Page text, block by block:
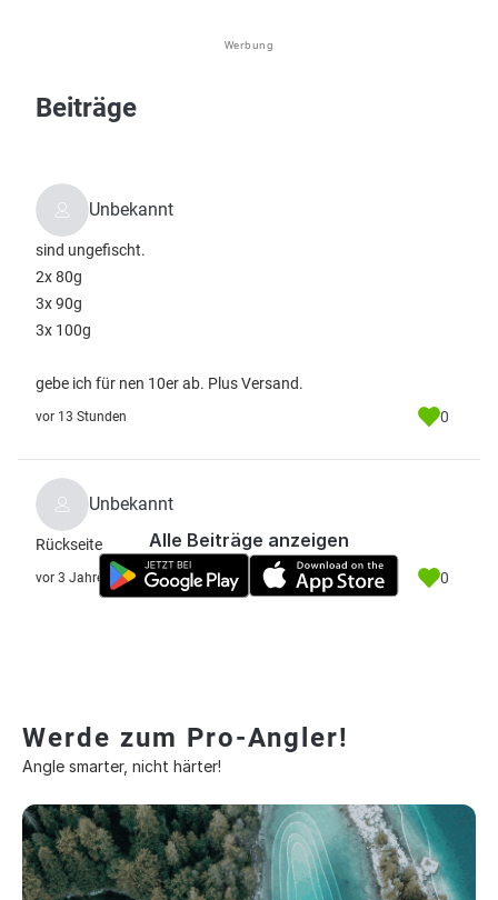
Werbung
Beiträge
Unbekannt
sind ungefischt.
2x 80g
3x 90g
3x 100g
gebe ich für nen 10er ab. Plus Versand.
vor 13 Stunden 0
Unbekannt
Rückseite
vor 3 Jahre 0
Alle Beiträge anzeigen
Werde zum Pro-Angler!
Angle smarter, nicht härter!